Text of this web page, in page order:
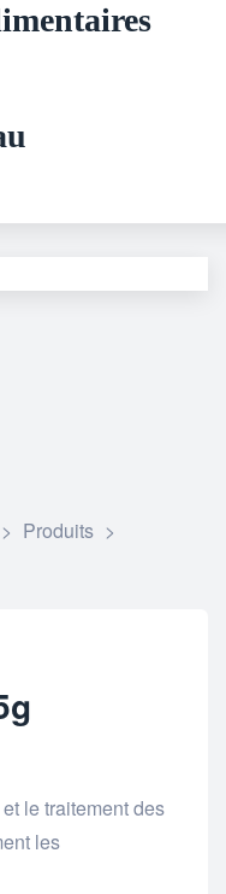
> Produits >
le traitement des
les